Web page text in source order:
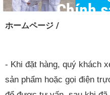
ホームページ /
Chính
- Khi đặt hàng, quý khách
sản phẩm hoặc gọi điện